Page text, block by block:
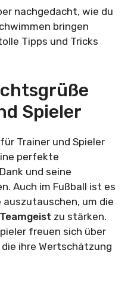
nachgedacht, wie du
bringen
Tipps und Tricks
Spieler
Trainer und Spieler
perfekte
und seine
Auch im Fußball ist es
um die
Teamgeist zu stärken.
freuen sich über
ihre Wertschätzung